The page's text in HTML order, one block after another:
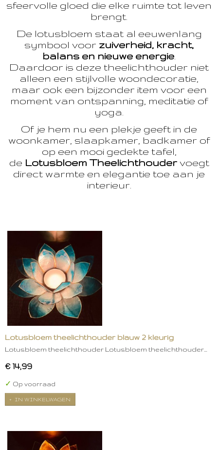
sfeervolle gloed die elke ruimte tot leven
brengt.
De lotusbloem staat al eeuwenlang
symbool voor zuiverheid, kracht,
balans en nieuwe energie
Daardoor is deze theelichthouder niet
alleen een stijlvolle woondecoratie,
maar ook een bijzonder item voor een
moment van ontspanning, meditatie of
yoga.
Of je hem nu een plekje geeft in de
woonkamer, slaapkamer, badkamer of
op een mooi gedekte tafel,
de Lotusbloem Theelichthoudervoegt
direct warmte en elegantie toe aan je
interieur.
Lotusbloem theelichthouder blauw 2 kleurig
Lotusbloem theelichthouder Lotusbloem theelichthouder…
€ 14,99
✓ Op voorraad
IN WINKELWAGEN